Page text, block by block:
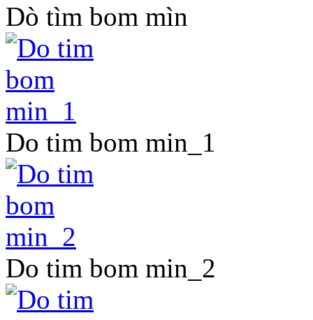
Dò tìm bom mìn
Do tim bom min_1
Do tim bom min_2